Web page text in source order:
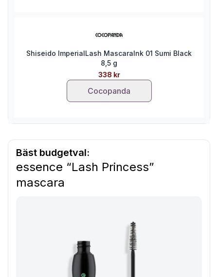
Shiseido ImperialLash MascaraInk 01 Sumi Black
8,5 g
338 kr
Cocopanda
Bäst budgetval:
essence “Lash Princess”
mascara